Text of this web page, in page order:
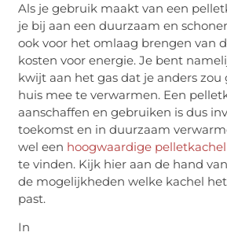
Als je gebruik maakt van een
je bij aan een duurzaam en
ook voor het omlaag brengen van
kosten voor energie. Je bent
kwijt aan het gas dat je anders
huis mee te verwarmen. Een
aanschaffen en gebruiken is dus
toekomst en in duurzaam
wel een hoogwaardige
te vinden. Kijk hier aan de hand
de mogelijkheden welke kachel
past.
In